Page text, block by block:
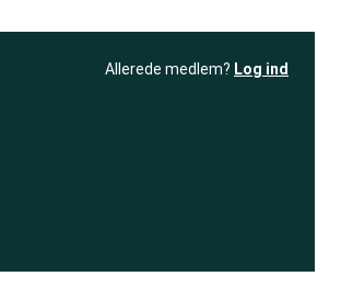
Allerede medlem? Log ind